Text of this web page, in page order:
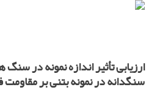
ارزیابی تأثیر اندازه نمونه در
سنگدانه در نمونه بتنی بر